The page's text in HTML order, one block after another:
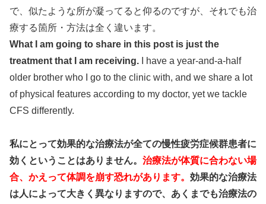
で、似たような所が凝ってると仰るのですが、それでも治
療する箇所・方法は全く違います。
What I am going to share in this post is just the
treatment that I am receiving.
I have a year-and-a-half
older brother who I go to the clinic with, and we share a lot
of physical features according to my doctor, yet we tackle
CFS differently.
私にとって効果的な治療法が全ての慢性疲労症候群患者に
効くということはありません。 治療法が体質に合わない場
合、かえって体調を崩す恐れがあります。 効果的な治療法
は人によって大きく異なりますので、あくまでも治療法の